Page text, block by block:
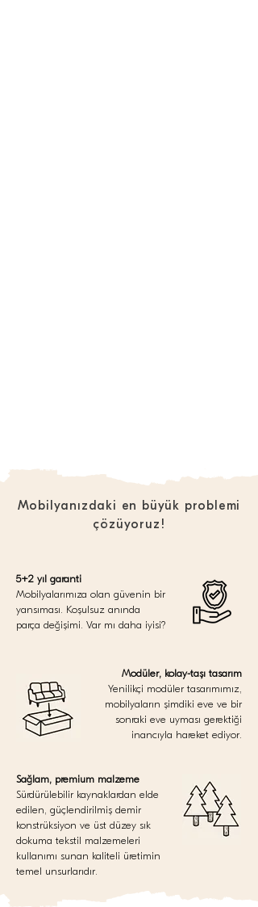
Mobilyanızdaki en büyük problemi
çözüyoruz!
5+2 yıl garanti
Mobilyalarımıza olan güvenin bir
yansıması. Koşulsuz anında
parça değişimi. Var mı daha iyisi?
Modüler, kolay-taşı tasarım
Yenilikçi modüler tasarımımız,
mobilyaların şimdiki eve ve bir
sonraki eve uyması gerektiği
inancıyla hareket ediyor.
Sağlam, premium malzeme
Sürdürülebilir kaynaklardan elde
edilen, güçlendirilmiş demir
konstrüksiyon ve üst düzey sık
dokuma tekstil malzemeleri
kullanımı sunan kaliteli üretimin
temel unsurlarıdır.